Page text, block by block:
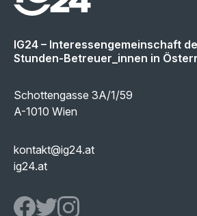
IG24 – Interessengemeinschaft
Stunden-Betreuer_innen in
Schottengasse 3A/1/59
A-1010 Wien
kontakt@ig24.at
ig24.at
IG24 Facebook page
IG24 Twitter page
IG24 Instagram page